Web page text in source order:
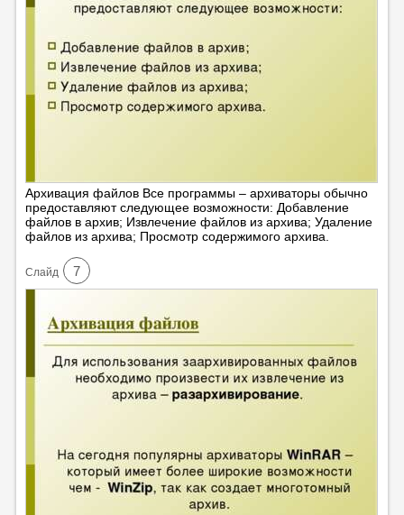
Архивация файлов Все программы – архиваторы обычно
предоставляют следующее возможности: Добавление
файлов в архив; Извлечение файлов из архива; Удаление
файлов из архива; Просмотр содержимого архива.
Cлайд 7